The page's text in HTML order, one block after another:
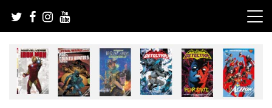
content